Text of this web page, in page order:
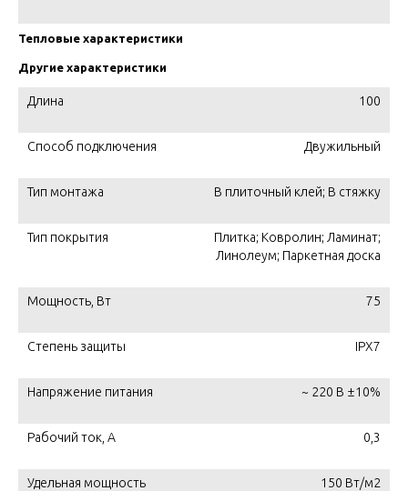
Тепловые характеристики
Другие характеристики
Длина 100
Способ подключения Двужильный
Тип монтажа В плиточный клей; В стяжку
Тип покрытия
Плитка; Ковролин; Ламинат;
Линолеум; Паркетная доска
Мощность, Вт 75
Степень защиты IPX7
Напряжение питания ~ 220 В ±10%
Рабочий ток, А 0,3
Удельная мощность 150 Вт/м2